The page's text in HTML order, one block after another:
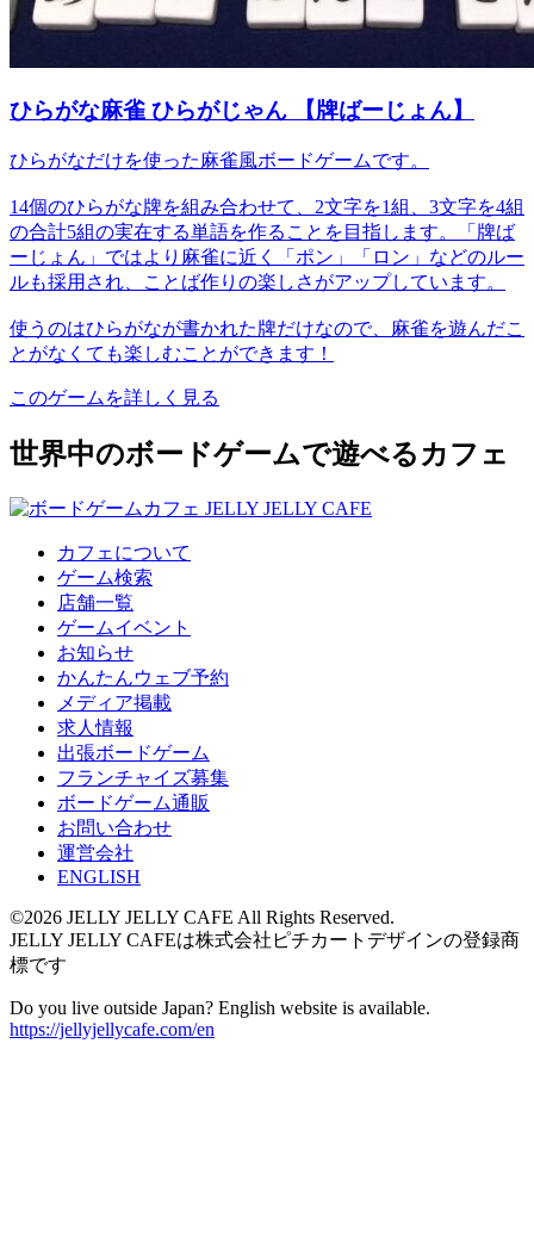
ひらがな麻雀 ひらがじゃん 【牌ばーじょん】
ひらがなだけを使った麻雀風ボードゲームです。
14個のひらがな牌を組み合わせて、2文字を1組、3文字を4組
の合計5組の実在する単語を作ることを目指します。「牌ば
ーじょん」ではより麻雀に近く「ポン」「ロン」などのルー
ルも採用され、ことば作りの楽しさがアップしています。
使うのはひらがなが書かれた牌だけなので、麻雀を遊んだこ
とがなくても楽しむことができます！
このゲームを詳しく見る
世界中のボードゲームで遊べるカフェ
カフェについて
ゲーム検索
店舗一覧
ゲームイベント
お知らせ
かんたんウェブ予約
メディア掲載
求人情報
出張ボードゲーム
フランチャイズ募集
ボードゲーム通販
お問い合わせ
運営会社
ENGLISH
©2026 JELLY JELLY CAFE All Rights Reserved.
JELLY JELLY CAFEは株式会社ピチカートデザインの登録商
標です
Do you live outside Japan? English website is available.
https://jellyjellycafe.com/en